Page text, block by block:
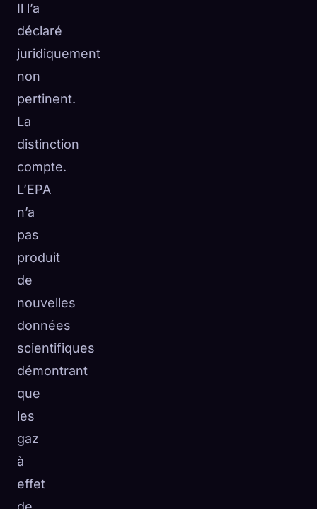
Il l’a
déclaré
juridiquement
non
pertinent.
La
distinction
compte.
L’EPA
n’a
pas
produit
de
nouvelles
données
scientifiques
démontrant
que
les
gaz
à
effet